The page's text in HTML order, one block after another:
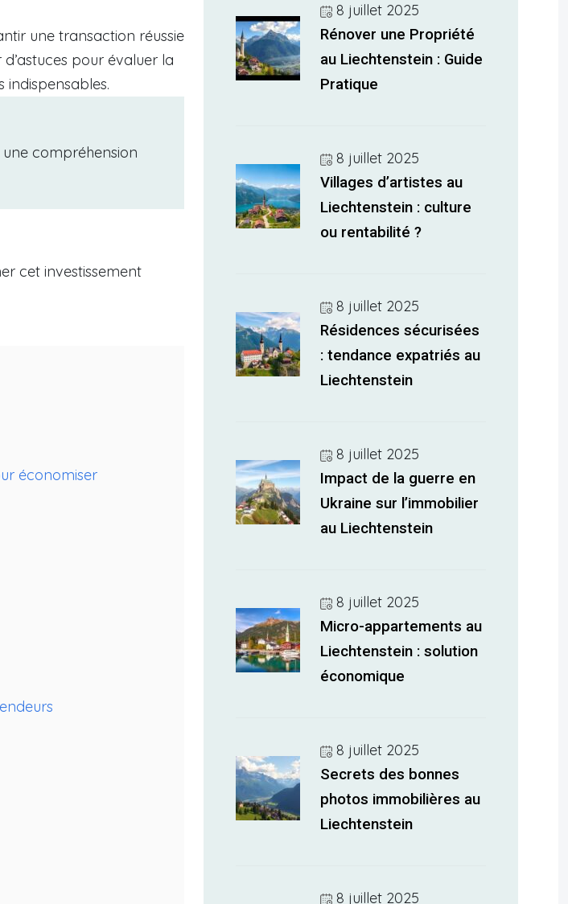
une transaction réussie
d’astuces pour évaluer la
indispensables.
compréhension
cet investissement
économiser
8 juillet 2025
Rénover une Propriété
au Liechtenstein : Guide
Pratique
8 juillet 2025
Villages d’artistes au
Liechtenstein : culture
ou rentabilité ?
8 juillet 2025
Résidences sécurisées
: tendance expatriés au
Liechtenstein
8 juillet 2025
Impact de la guerre en
Ukraine sur l’immobilier
au Liechtenstein
8 juillet 2025
Micro-appartements au
Liechtenstein : solution
économique
8 juillet 2025
Secrets des bonnes
photos immobilières au
Liechtenstein
8 juillet 2025